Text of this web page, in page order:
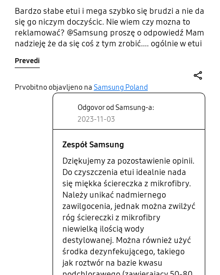
Bardzo słabe etui i mega szybko się brudzi a nie da
się go niczym doczyścic. Nie wiem czy mozna to
reklamować? @Samsung proszę o odpowiedź Mam
nadzieję że da się coś z tym zrobić.... ogólnie w etui
było wymieniać te panele tu trzeba zakupić 2 etui
Prevedi
Prvobitno objavljeno na Samsung Poland
Odgovor od Samsung-a:
2023-11-03
Zespół Samsung
Dziękujemy za pozostawienie opinii.
Do czyszczenia etui idealnie nada
się miękka ściereczka z mikrofibry.
Należy unikać nadmiernego
zawilgocenia, jednak można zwilżyć
róg ściereczki z mikrofibry
niewielką ilością wody
destylowanej. Można również użyć
środka dezynfekującego, takiego
jak roztwór na bazie kwasu